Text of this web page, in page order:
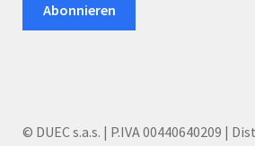
© DUEC s.a.s. | P.IVA 00440640209 |